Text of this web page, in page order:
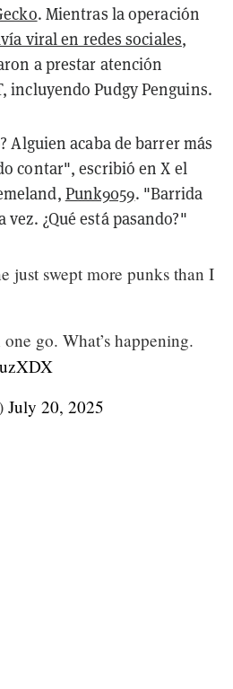
. Mientras la operación
viral en redes sociales,
a prestar atención
incluyendo Pudgy Penguins.
Alguien acaba de barrer más
contar", escribió en X el
Punk9059. "Barrida
¿Qué está pasando?"
just swept more punks than I
go. What’s happening.
July 20, 2025